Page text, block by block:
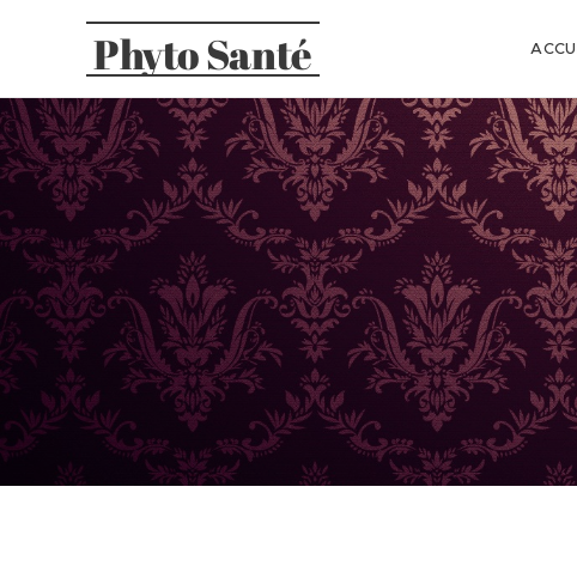
Phyto Santé